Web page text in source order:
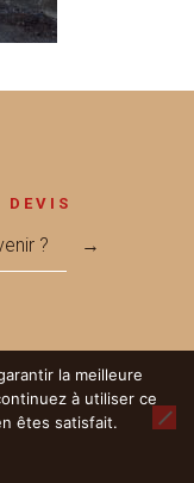
DEVIS
? →
Développement
la meilleure
à utiliser ce
êtes satisfait.